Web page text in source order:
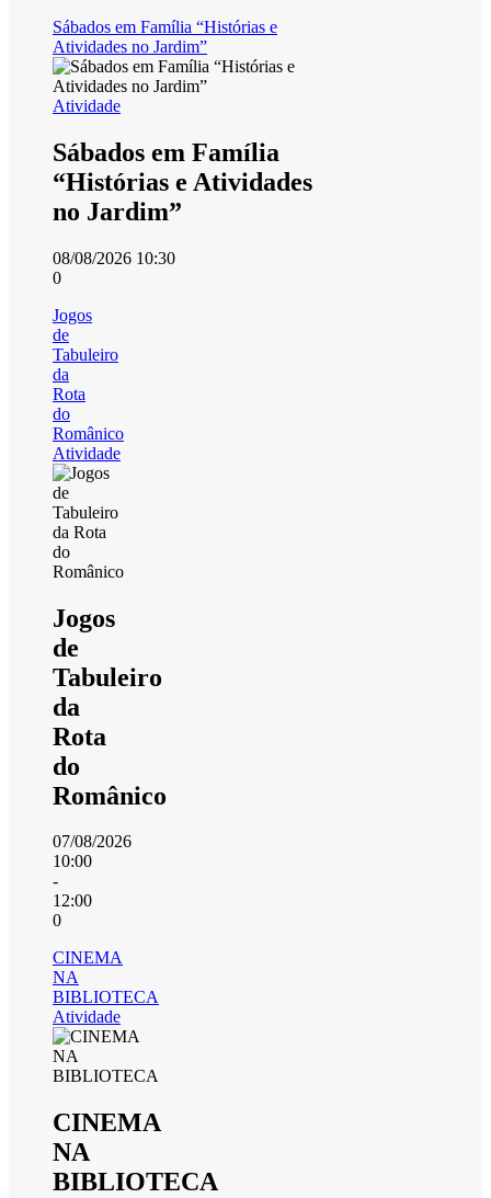
Sábados em Família “Histórias e
Atividades no Jardim”
Atividade
Sábados em Família
“Histórias e Atividades
no Jardim”
08/08/2026 10:30
0
Jogos
de
Tabuleiro
da
Rota
do
Românico
Atividade
Jogos
de
Tabuleiro
da
Rota
do
Românico
07/08/2026
10:00
-
12:00
0
CINEMA
NA
BIBLIOTECA
Atividade
CINEMA
NA
BIBLIOTECA